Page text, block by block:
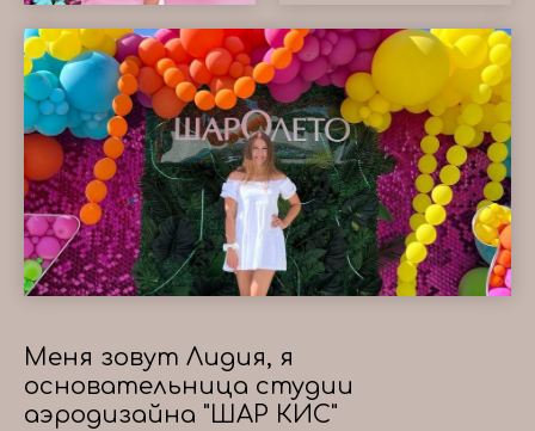
Меня зовут Лидия, я
основательница студии
аэродизайна "ШАР КИС"